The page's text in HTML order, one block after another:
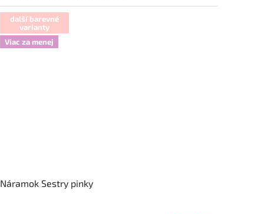
další barevné
varianty
Viac za menej
Náramok Sestry pinky